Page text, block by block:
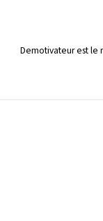
Demotivateur est le